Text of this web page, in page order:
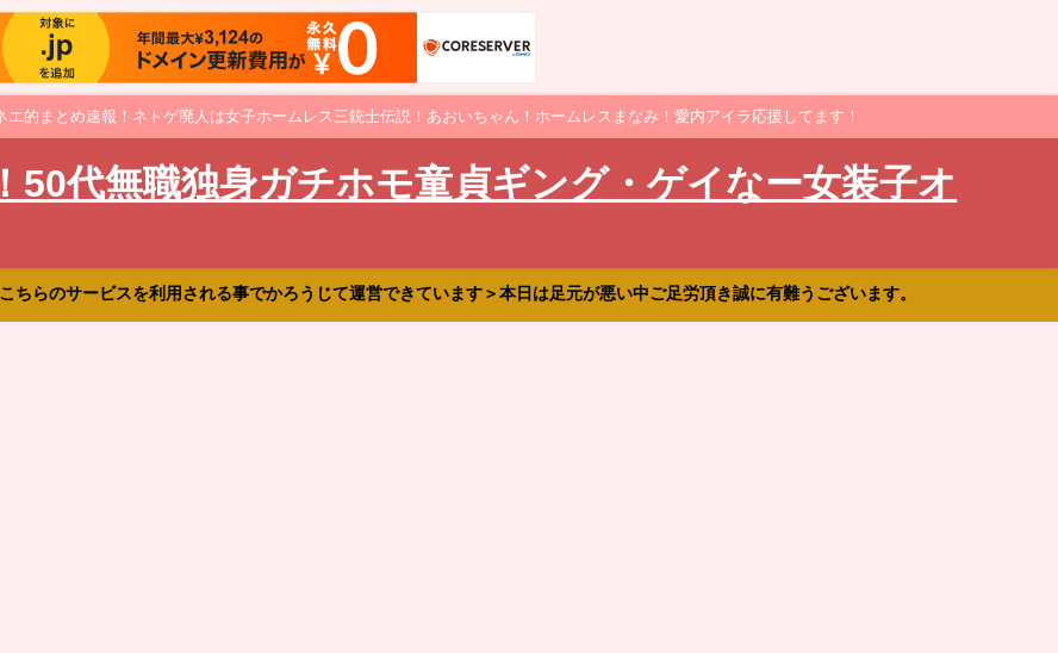
的まとめ速報！ネトゲ廃人は女子ホームレス三銃士伝説！あおいちゃん！ホームレスまなみ！愛内アイラ応援してます！
50代無職独身ガチホモ童貞ギング・ゲイなー女装子オ
ちらのサービスを利用される事でかろうじて運営できています＞本日は足元が悪い中ご足労頂き誠に有難うございます。